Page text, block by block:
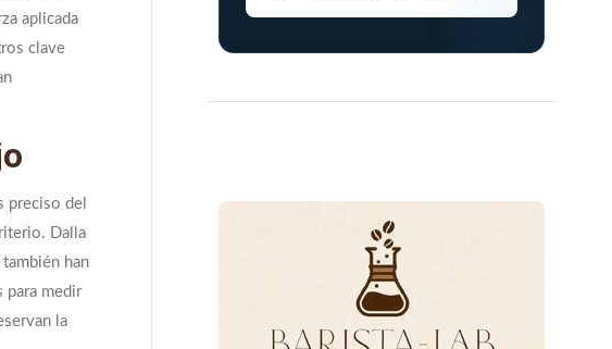
aplicada
clave
preciso del
Dalla
han
para medir
la